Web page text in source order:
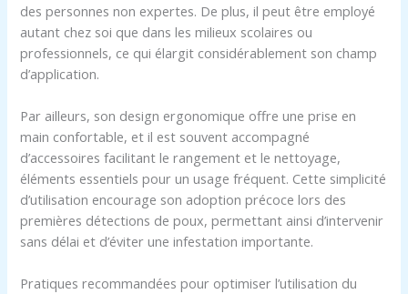
des personnes non expertes. De plus, il peut être employé
autant chez soi que dans les milieux scolaires ou
professionnels, ce qui élargit considérablement son champ
d’application.
Par ailleurs, son design ergonomique offre une prise en
main confortable, et il est souvent accompagné
d’accessoires facilitant le rangement et le nettoyage,
éléments essentiels pour un usage fréquent. Cette simplicité
d’utilisation encourage son adoption précoce lors des
premières détections de poux, permettant ainsi d’intervenir
sans délai et d’éviter une infestation importante.
Pratiques recommandées pour optimiser l’utilisation du